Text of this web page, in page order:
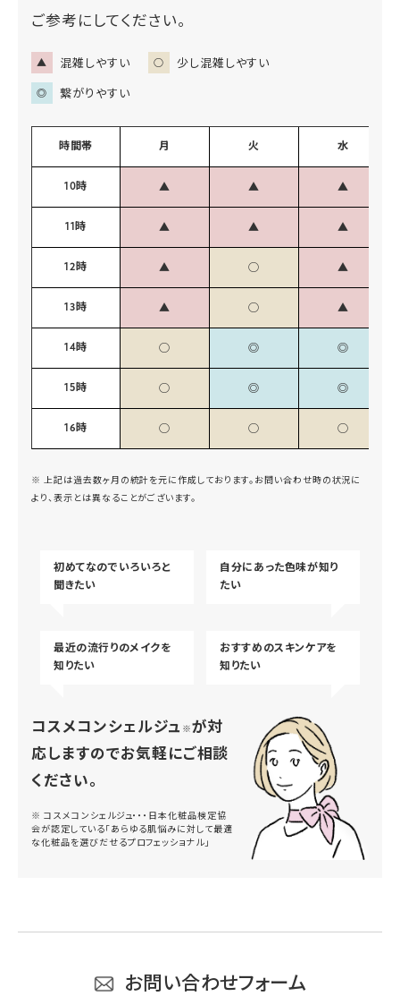
ご参考にしてください。
▲ 混雑しやすい ○ 少し混雑しやすい
◎ 繋がりやすい
時間帯
10時
11時
12時
13時
14時
15時
16時
月
▲
▲
▲
▲
◯
◯
◯
火
▲
▲
◯
◯
◎
◎
◯
水
▲
▲
▲
▲
◎
◎
◯
※ 上記は過去数ヶ月の統計を元に作成しております。お問い合わせ時の状況に
より、表示とは異なることがございます。
初めてなのでいろいろと
聞きたい
自分にあった色味が知り
たい
最近の流行りのメイクを
知りたい
おすすめのスキンケアを
知りたい
コスメコンシェルジュ ※が対
応しますのでお気軽にご相談
ください。
※ コスメコンシェルジュ・・・日本化粧品検定協
会が認定している「あらゆる肌悩みに対して最適
な化粧品を選びだせるプロフェッショナル」
お問い合わせフォーム